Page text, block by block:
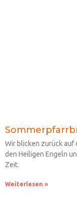
Wir blicken zurück auf
den Heiligen Engeln
Zeit.
Weiterlesen »